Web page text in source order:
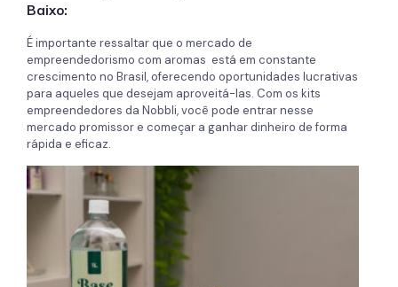
Baixo:
É importante ressaltar que o mercado de
empreendedorismo com aromas está em constante
crescimento no Brasil, oferecendo oportunidades lucrativas
para aqueles que desejam aproveitá-las. Com os kits
empreendedores da Nobbli, você pode entrar nesse
mercado promissor e começar a ganhar dinheiro de forma
rápida e eficaz.